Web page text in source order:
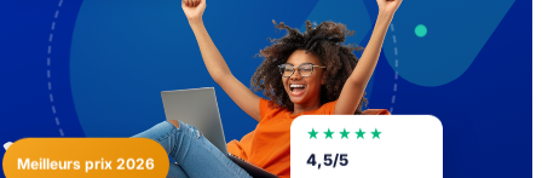
Meilleurs prix 2026
★★★★★
4,5/5